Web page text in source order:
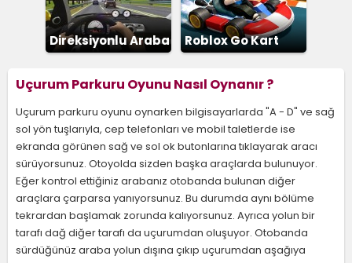
Direksiyonlu Araba
Roblox Go Kart
Uçurum Parkuru Oyunu Nasıl Oynanır ?
Uçurum parkuru oyunu oynarken bilgisayarlarda "A - D" ve sağ
sol yön tuşlarıyla, cep telefonları ve mobil taletlerde ise
ekranda görünen sağ ve sol ok butonlarına tıklayarak aracı
sürüyorsunuz. Otoyolda sizden başka araçlarda bulunuyor.
Eğer kontrol ettiğiniz arabanız otobanda bulunan diğer
araçlara çarparsa yanıyorsunuz. Bu durumda aynı bölüme
tekrardan başlamak zorunda kalıyorsunuz. Ayrıca yolun bir
tarafı dağ diğer tarafı da uçurumdan oluşuyor. Otobanda
sürdüğünüz araba yolun dışına çıkıp uçurumdan aşağıya